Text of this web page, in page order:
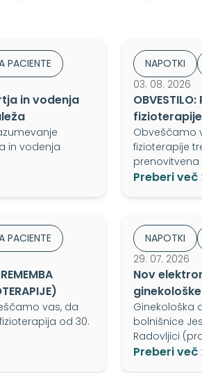
PACIENTE
in vodenja
in vodenja
NAPOTKI
03. 08. 2026
fizioterapije
Obveščamo
fizioterapije
prenovitvena
Preberi več
PACIENTE
vas, da
od 30.
NAPOTKI
29. 07. 2026
Nov
Ginekološka
bolnišnice
Radovljici
Preberi več